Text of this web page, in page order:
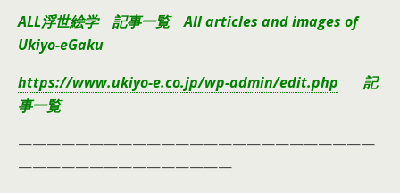
ALL浮世絵学 記事一覧 All articles and images of
Ukiyo-eGaku
https://www.ukiyo-e.co.jp/wp-admin/edit.php 記
事一覧
—————————————————————————
———————————————